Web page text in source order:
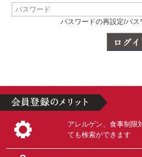
パスワードの再設定/パ
アレルゲン、食事制限
ても検索ができます